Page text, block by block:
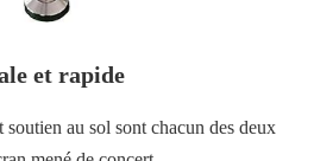
160° et rapide
soutien au sol sont chacun des deux